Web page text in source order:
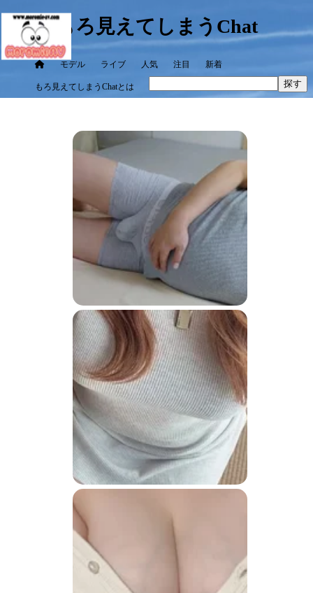
もろ見えてしまうChat
モデル ライブ 人気 注目 新着
もろ見えてしまうChatとは 探す